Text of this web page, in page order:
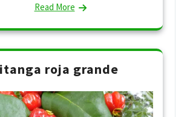
Read More
roja grande